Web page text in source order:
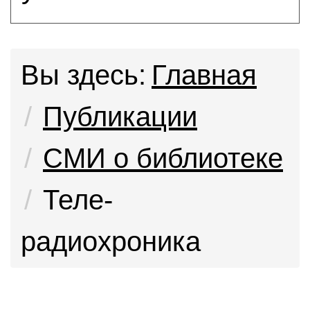
Вы здесь: Главная
Публикации
СМИ о библиотеке
Теле-
радиохроника